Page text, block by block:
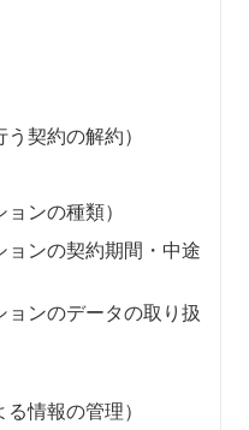
契約の解約）
ンの種類）
ョンの契約期間・中途
ンのデータの取り扱
情報の管理）